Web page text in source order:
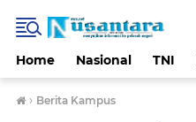
Home Nasional TNI
› Berita Kampus